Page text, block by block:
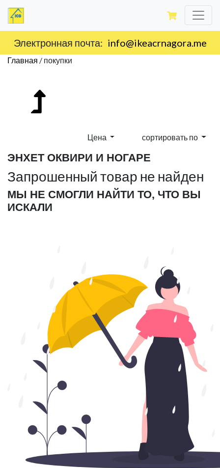
Электронная почта: info@ikeacrnagora.me
Главная / покупки
Цена сортировать по
ЭНХЕТ ОКВИРИ И НОГАРЕ
Запрошенный товар не найден
МЫ НЕ СМОГЛИ НАЙТИ ТО, ЧТО ВЫ
ИСКАЛИ